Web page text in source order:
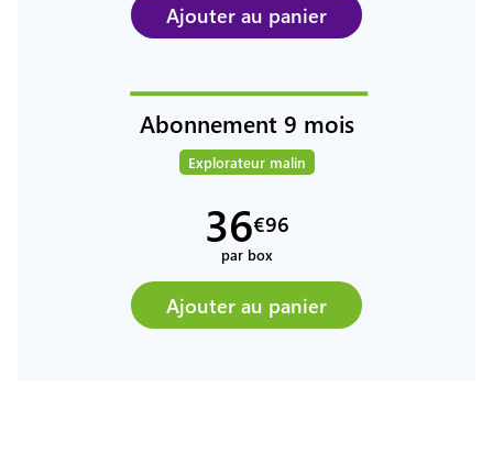
Ajouter au panier
Abonnement 9 mois
Explorateur malin
36€96
par box
Ajouter au panier